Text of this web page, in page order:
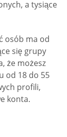
a tysiące
osób ma od
się grupy
że możesz
od 18 do 55
profili,
konta.